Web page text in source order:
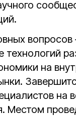
технологий
на
на
Местом